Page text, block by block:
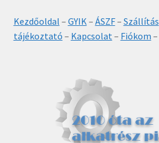
Kezdőoldal – GYIK – ÁSZF– Szállítás
tájékoztató – Kapcsolat – Fiókom –